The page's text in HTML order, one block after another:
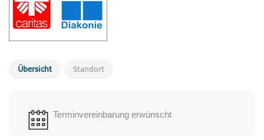
Übersicht Standort
Terminvereinbarung erwünscht